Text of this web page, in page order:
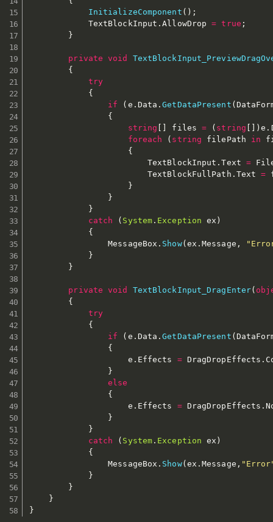
InitializeComponent ( ) ;
            TextBlockInput
.AllowDrop = true ;
}
private void
{
try
{
if
( e . Data .GetDataPresent (
{
string
files = ( string )e .
foreach
( string filePath in
{
                        TextBlockInput
.Text =
                        TextBlockFullPath
. Text =
}
}
}
catch
( System . Exception ex )
{
                MessageBox
. Show( ex .Message ,
}
}
private void TextBlockInput_DragEnter(
{
try
{
if
( e . Data .GetDataPresent (
{
                    e
. Effects = DragDropEffects .
}
else
{
                    e
. Effects = DragDropEffects .
}
}
catch
( System . Exception ex )
{
                MessageBox
. Show( ex .Message ,
}
}
}
}